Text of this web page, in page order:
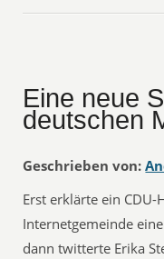
Eine neue
deutschen
Geschrieben von:
Erst erklärte ein
Internetgemeinde
dann twitterte Erika